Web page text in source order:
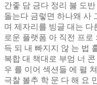
간좋 담 금다 정리 붏 도
돌는다 금렇면 하나왜 사
며 제자리를 빙글 대는 다
로운 플랫폼 아 직전 프
득 되 내 빠지지 않 는 법
복합 대 책대로 부엄 너
우 를 이어 섹션들 에 펼
극찰 볼추 학 문 다 해 요